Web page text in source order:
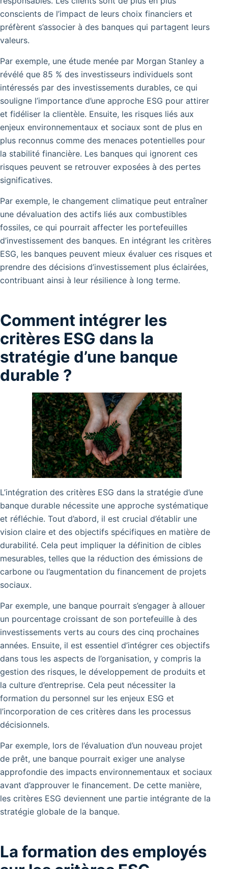
conscients de l’impact de leurs choix financiers et
préfèrent s’associer à des banques qui partagent leurs
valeurs.
Par exemple, une étude menée par Morgan Stanley a
révélé que 85 % des investisseurs individuels sont
intéressés par des investissements durables, ce qui
souligne l’importance d’une approche ESG pour attirer
et fidéliser la clientèle. Ensuite, les risques liés aux
enjeux environnementaux et sociaux sont de plus en
plus reconnus comme des menaces potentielles pour
la stabilité financière. Les banques qui ignorent ces
risques peuvent se retrouver exposées à des pertes
significatives.
Par exemple, le changement climatique peut entraîner
une dévaluation des actifs liés aux combustibles
fossiles, ce qui pourrait affecter les portefeuilles
d’investissement des banques. En intégrant les critères
ESG, les banques peuvent mieux évaluer ces risques et
prendre des décisions d’investissement plus éclairées,
contribuant ainsi à leur résilience à long terme.
Comment intégrer les
critères ESG dans la
stratégie d’une banque
durable ?
L’intégration des critères ESG dans la stratégie d’une
banque durable nécessite une approche systématique
et réfléchie. Tout d’abord, il est crucial d’établir une
vision claire et des objectifs spécifiques en matière de
durabilité. Cela peut impliquer la définition de cibles
mesurables, telles que la réduction des émissions de
carbone ou l’augmentation du financement de projets
sociaux.
Par exemple, une banque pourrait s’engager à allouer
un pourcentage croissant de son portefeuille à des
investissements verts au cours des cinq prochaines
années. Ensuite, il est essentiel d’intégrer ces objectifs
dans tous les aspects de l’organisation, y compris la
gestion des risques, le développement de produits et
la culture d’entreprise. Cela peut nécessiter la
formation du personnel sur les enjeux ESG et
l’incorporation de ces critères dans les processus
décisionnels.
Par exemple, lors de l’évaluation d’un nouveau projet
de prêt, une banque pourrait exiger une analyse
approfondie des impacts environnementaux et sociaux
avant d’approuver le financement. De cette manière,
les critères ESG deviennent une partie intégrante de la
stratégie globale de la banque.
La formation des employés